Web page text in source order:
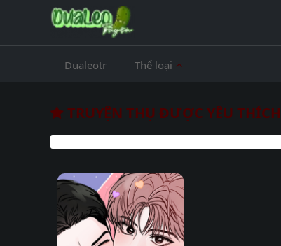
Dualeotr Thể loại
TRUYỆN THỤ ĐƯỢC YÊU THÍCH